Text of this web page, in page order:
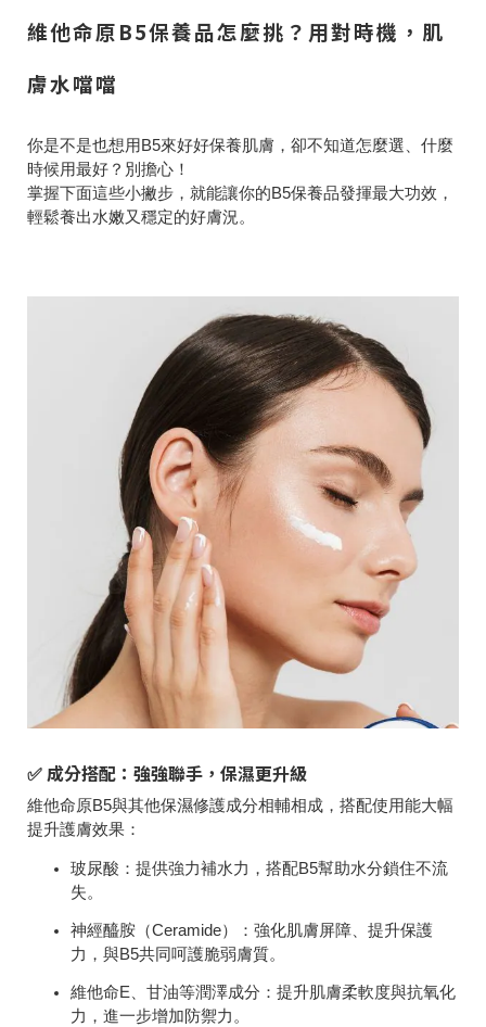
維他命原B5保養品怎麼挑？用對時機，肌
膚水噹噹
你是不是也想用B5來好好保養肌膚，卻不知道怎麼選、什麼
時候用最好？別擔心！
掌握下面這些小撇步，就能讓你的B5保養品發揮最大功效，
輕鬆養出水嫩又穩定的好膚況。
✅ 成分搭配：強強聯手，保濕更升級
維他命原B5與其他保濕修護成分相輔相成，搭配使用能大幅
提升護膚效果：
玻尿酸： 提供強力補水力，搭配B5幫助水分鎖住不流
失。
神經醯胺（Ceramide）： 強化肌膚屏障、提升保護
力，與B5共同呵護脆弱膚質。
維他命E、甘油等潤澤成分： 提升肌膚柔軟度與抗氧化
力，進一步增加防禦力。